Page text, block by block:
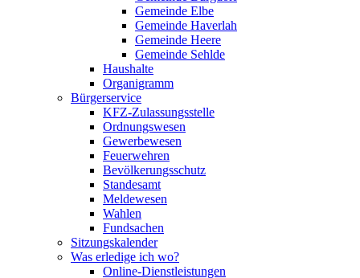
Gemeinde Elbe
Gemeinde Haverlah
Gemeinde Heere
Gemeinde Sehlde
Haushalte
Organigramm
Bürgerservice
KFZ-Zulassungsstelle
Ordnungswesen
Gewerbewesen
Feuerwehren
Bevölkerungsschutz
Standesamt
Meldewesen
Wahlen
Fundsachen
Sitzungskalender
Was erledige ich wo?
Online-Dienstleistungen